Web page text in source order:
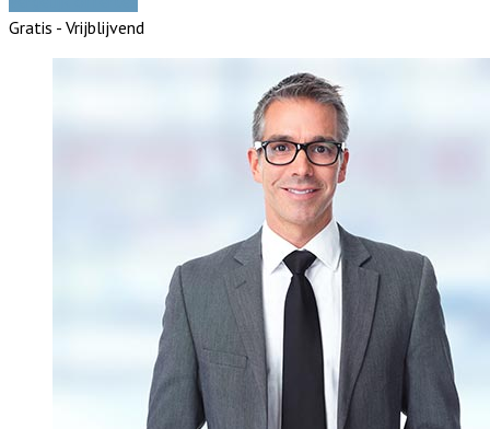
Gratis - Vrijblijvend